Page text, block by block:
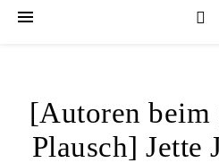
[Autoren beim
Plausch] Jette